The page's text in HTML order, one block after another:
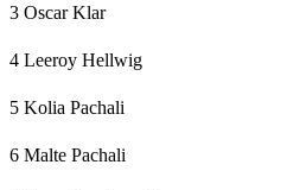
3 Oscar Klar
4 Leeroy Hellwig
5 Kolia Pachali
6 Malte Pachali